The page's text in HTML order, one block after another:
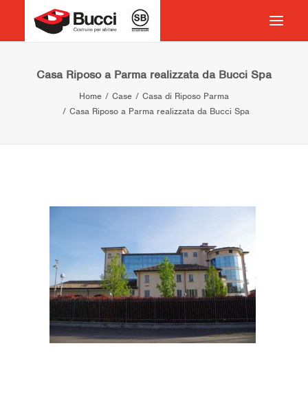
HOME
COSTRUIRE PER ABITARE
VOCABOLARIO
RICERCA
Casa Riposo a Parma realizzata da Bucci Spa
Home Case
Casa di Riposo Parma
Casa Riposo a Parma realizzata da Bucci Spa